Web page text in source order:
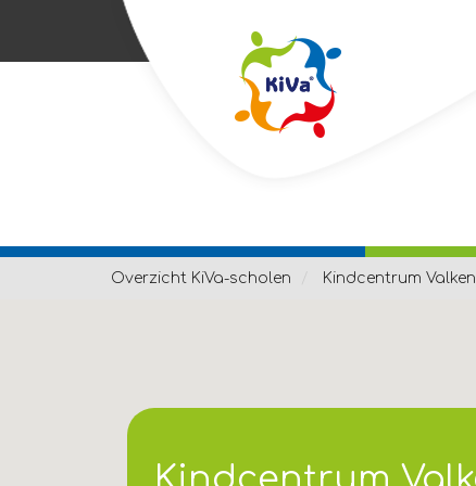
Overzicht KiVa-scholen Kindcentrum